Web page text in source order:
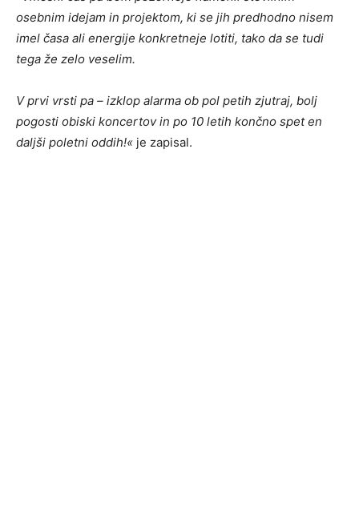
osebnim idejam in projektom, ki se jih predhodno nisem
imel časa ali energije konkretneje lotiti, tako da se tudi
tega že zelo veselim.
V prvi vrsti pa – izklop alarma ob pol petih zjutraj, bolj
pogosti obiski koncertov in po 10 letih končno spet en
daljši poletni oddih!« je zapisal.